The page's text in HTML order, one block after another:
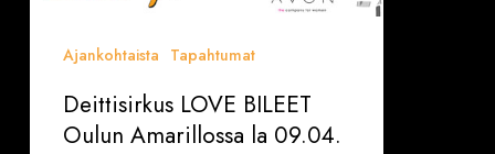
Ajankohtaista Tapahtumat
Deittisirkus LOVE BILEET
Oulun Amarillossa la 09.04.